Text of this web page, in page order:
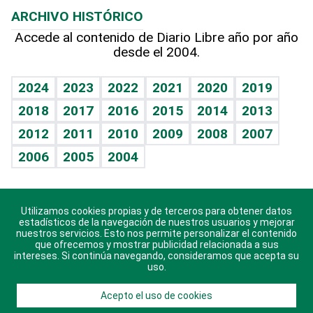
Hablando con el pediatra
Vida y familia
Eñe
Celebrando la vida
Sin complejos
En pocas palabras
Escuchando al corazón
Economía Personal
Línea de hit
BRV
TBT Deportivo
Más firmas
Hecho en casa
Guía del dinero
Cumpleaños
Horóscopos
Juegos
ARCHIVO HISTÓRICO
Accede al contenido de Diario Libre año por año
desde el 2004.
2024 2023 2022 2021 2020
2019
2018
2017 2016 2015 2014
2013
2012
2011 2010 2009 2008
2007
2006
2005 2004
Descarga nuestras aplicaciones para Android, iOS y
sistema Huawei.
© 2021 Diario Libre, todos los derechos reservados.
Utilizamos cookies propias y de terceros para obtener datos
estadísticos de la navegación de nuestros usuarios y mejorar
nuestros servicios. Esto nos permite personalizar el contenido
que ofrecemos y mostrar publicidad relacionada a sus
intereses. Si continúa navegando, consideramos que acepta su
uso.
Acepto el uso de cookies